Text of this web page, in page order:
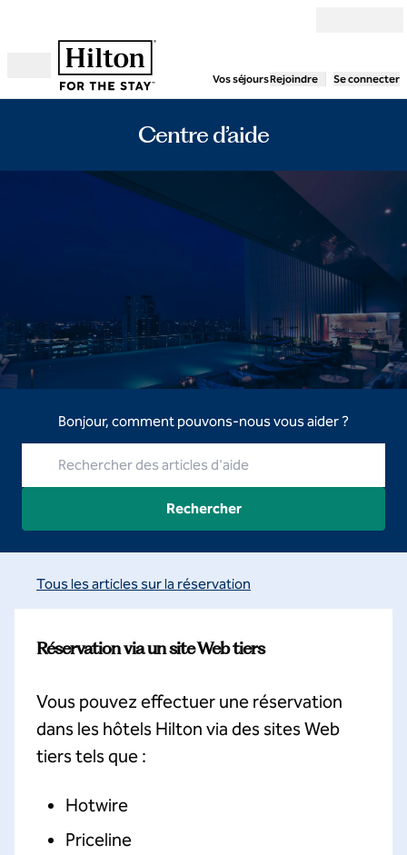
Ouvrir le menu Vos séjoursRejoindre Se connecter
Centre d’aide
Bonjour, comment pouvons-nous vous aider ?
Rechercher
Tous les articles sur la réservation
Réservation via un site Web tiers
Vous pouvez effectuer une réservation
dans les hôtels Hilton via des sites Web
tiers tels que :
Hotwire
Priceline